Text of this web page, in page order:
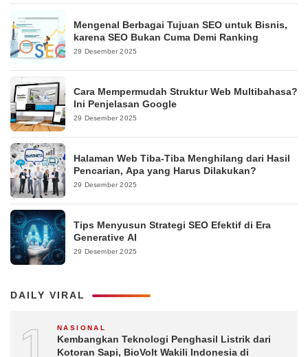
Mengenal Berbagai Tujuan SEO untuk Bisnis,
karena SEO Bukan Cuma Demi Ranking
29 Desember 2025
Cara Mempermudah Struktur Web Multibahasa?
Ini Penjelasan Google
29 Desember 2025
Halaman Web Tiba-Tiba Menghilang dari Hasil
Pencarian, Apa yang Harus Dilakukan?
29 Desember 2025
Tips Menyusun Strategi SEO Efektif di Era
Generative AI
29 Desember 2025
DAILY VIRAL
1 NASIONAL
Kembangkan Teknologi Penghasil Listrik dari
Kotoran Sapi, BioVolt Wakili Indonesia di